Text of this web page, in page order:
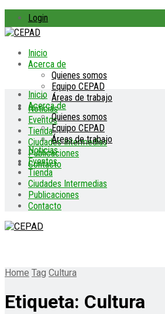
Login
Inicio
Acerca de
Quienes somos
Equipo CEPAD
Áreas de trabajo
Noticias
Eventos
Tienda
Ciudades Intermedias
Publicaciones
Contacto
Inicio
Acerca de
Quienes somos
Equipo CEPAD
Áreas de trabajo
Noticias
Eventos
Tienda
Ciudades Intermedias
Publicaciones
Contacto
Home Tag Cultura
Etiqueta: Cultura